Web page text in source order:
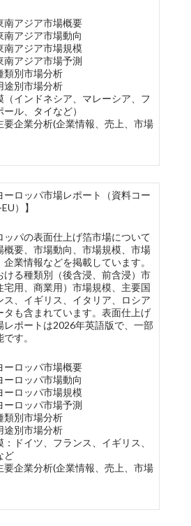
南アジア市場概要
南アジア市場動向
南アジア市場規模
南アジア市場予測
類別市場分析
途別市場分析
（インドネシア、マレーシア、フ
ル、タイなど）
要企業分析(企業情報、売上、市場
ーロッパ市場レポート（資料コー
）】
ッパの表面仕上げ箔市場について
概要、市場動向、市場規模、市場
業情報などを掲載しています。
ける種類別（後含浸、前含浸）市
宅用、商業用）市場規模、主要国
ス、イギリス、イタリア、ロシア
タも含まれています。表面仕上げ
レポートは2026年英語版で、一部
す。
ーロッパ市場概要
ーロッパ市場動向
ーロッパ市場規模
ーロッパ市場予測
類別市場分析
途別市場分析
：ドイツ、フランス、イギリス、
ど
要企業分析(企業情報、売上、市場